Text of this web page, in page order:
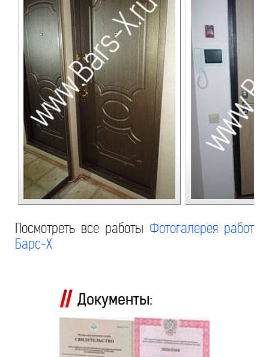
Посмотреть все работы Фотогалерея работ
Барс-Х
Документы: